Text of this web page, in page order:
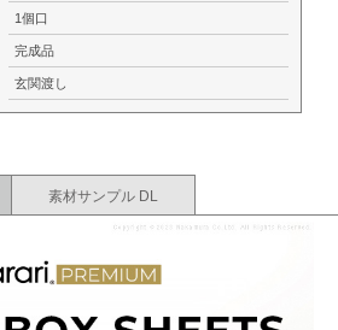
1個口
完成品
玄関渡し
素材サンプル DL